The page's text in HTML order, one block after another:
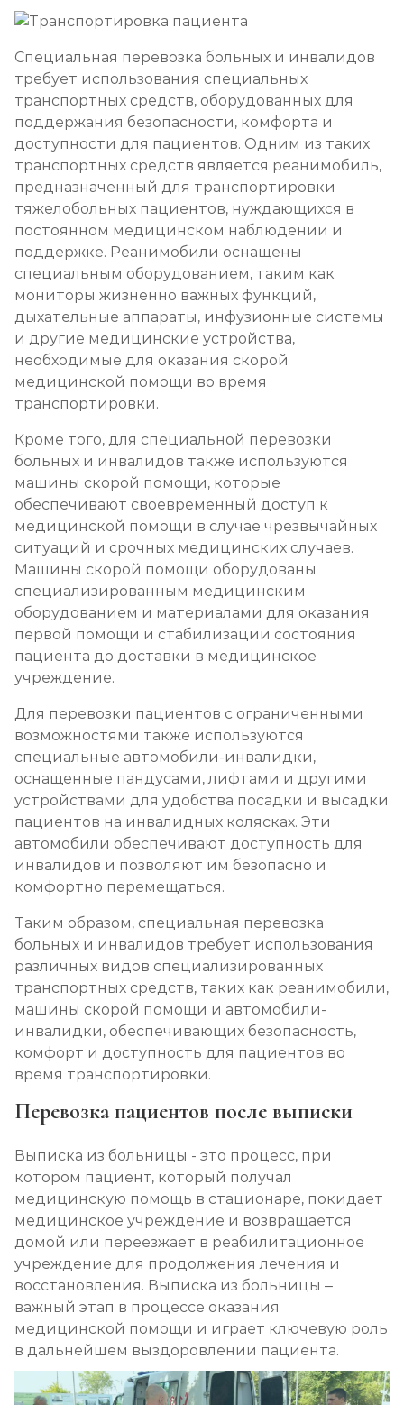
Специальная перевозка больных и инвалидов
требует использования специальных
транспортных средств, оборудованных для
поддержания безопасности, комфорта и
доступности для пациентов. Одним из таких
транспортных средств является реанимобиль,
предназначенный для транспортировки
тяжелобольных пациентов, нуждающихся в
постоянном медицинском наблюдении и
поддержке. Реанимобили оснащены
специальным оборудованием, таким как
мониторы жизненно важных функций,
дыхательные аппараты, инфузионные системы
и другие медицинские устройства,
необходимые для оказания скорой
медицинской помощи во время
транспортировки.
Кроме того, для специальной перевозки
больных и инвалидов также используются
машины скорой помощи, которые
обеспечивают своевременный доступ к
медицинской помощи в случае чрезвычайных
ситуаций и срочных медицинских случаев.
Машины скорой помощи оборудованы
специализированным медицинским
оборудованием и материалами для оказания
первой помощи и стабилизации состояния
пациента до доставки в медицинское
учреждение.
Для перевозки пациентов с ограниченными
возможностями также используются
специальные автомобили-инвалидки,
оснащенные пандусами, лифтами и другими
устройствами для удобства посадки и высадки
пациентов на инвалидных колясках. Эти
автомобили обеспечивают доступность для
инвалидов и позволяют им безопасно и
комфортно перемещаться.
Таким образом, специальная перевозка
больных и инвалидов требует использования
различных видов специализированных
транспортных средств, таких как реанимобили,
машины скорой помощи и автомобили-
инвалидки, обеспечивающих безопасность,
комфорт и доступность для пациентов во
время транспортировки.
Перевозка пациентов после выписки
Выписка из больницы - это процесс, при
котором пациент, который получал
медицинскую помощь в стационаре, покидает
медицинское учреждение и возвращается
домой или переезжает в реабилитационное
учреждение для продолжения лечения и
восстановления. Выписка из больницы –
важный этап в процессе оказания
медицинской помощи и играет ключевую роль
в дальнейшем выздоровлении пациента.